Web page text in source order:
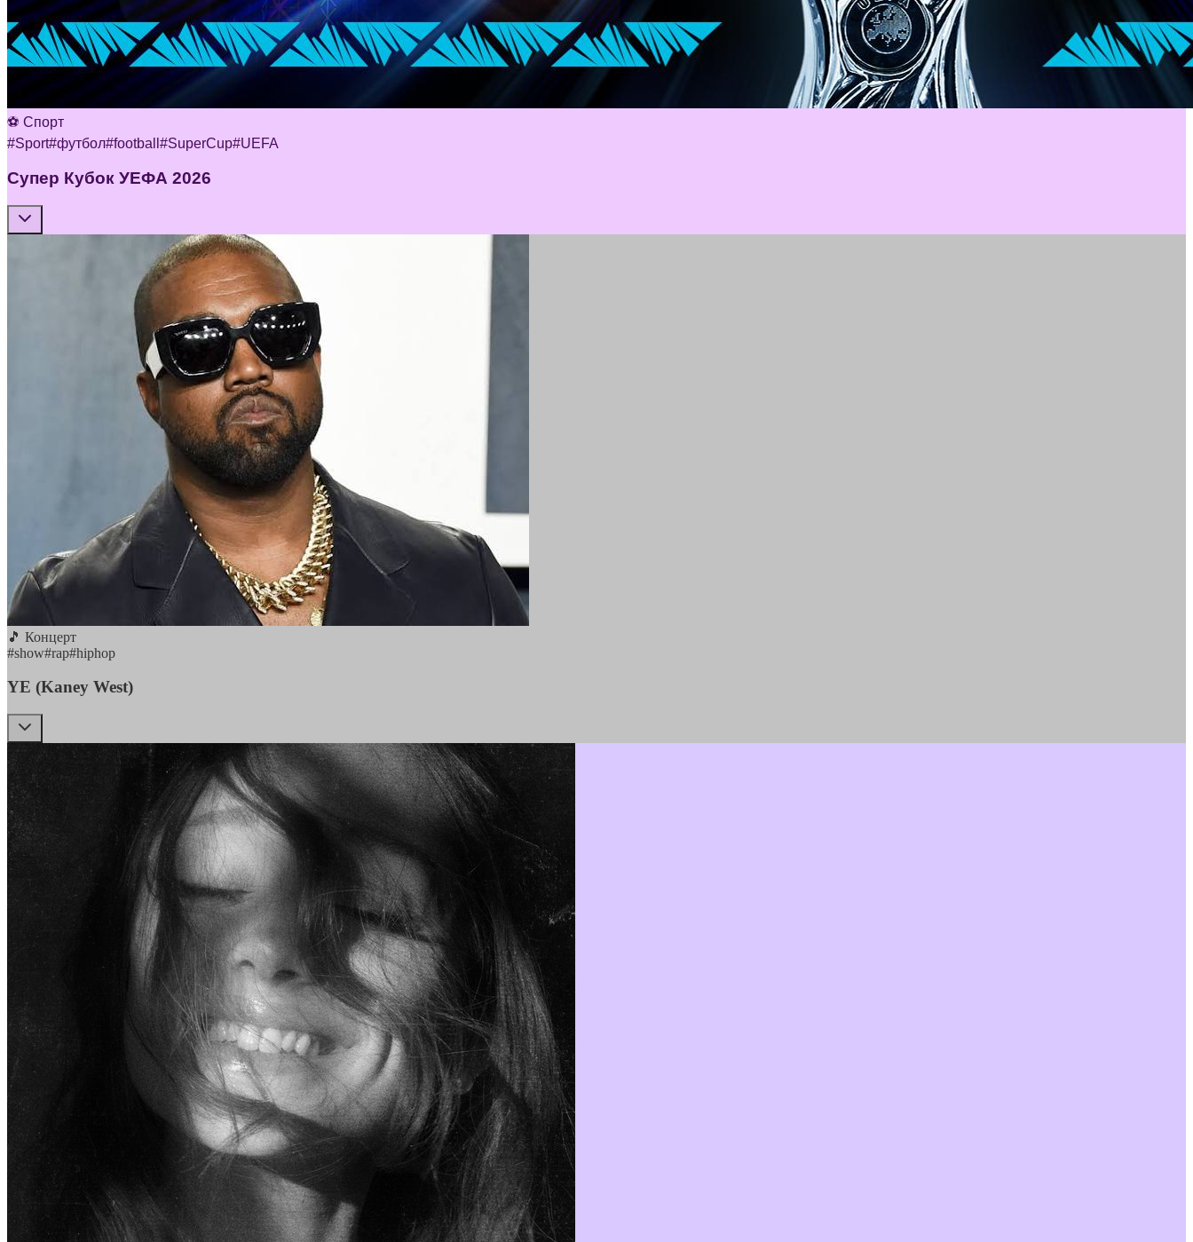
⚽ Спорт
#Sport#футбол#football #SuperCup#UEFA
Супер Кубок УЕФА 2026
🎵 Концерт
#show#rap#hiphop
YE (Kaney West)